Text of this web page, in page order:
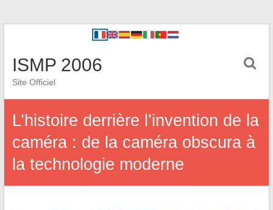
ISMP 2006
Site Officiel
L’histoire derrière l’invention de la
caméra : de la caméra obscura à
la technologie moderne